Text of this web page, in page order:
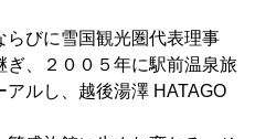
びに雪国観光圏代表理事
、２００５年に駅前温泉旅
ルし、越後湯澤 HATAGO